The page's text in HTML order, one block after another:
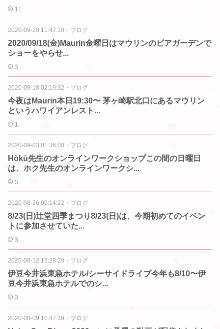
11
2020-09-20 11:47:10 ・ ブログ
2020/09/18(金)Maurin金曜日はマウリンのビアガーデンで
ショーをやらせ...
3
2020-09-18 02:19:32 ・ ブログ
今夜はMaurin本日19:30〜 茅ヶ崎駅北口にあるマウリン
というハワイアンレスト...
1
2020-09-03 01:36:00 ・ ブログ
Hōkū先生のオンラインワークショップこの間の日曜日
は、ホク先生のオンラインワークシ...
3
2020-08-26 00:14:22 ・ ブログ
8/23(日)辻堂四季まつり8/23(日)は、今期初めてのイベン
トに参加させていた...
3
2020-08-12 15:28:20 ・ ブログ
伊豆今井浜東急ホテル/シーサイドライブ今年も8/10〜伊
豆今井浜東急ホテルでのシ...
3
2020-08-09 10:47:39 ・ ブログ